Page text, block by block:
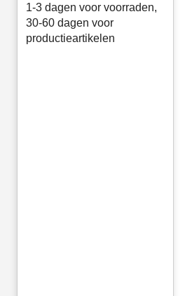
1-3 dagen voor voorraden,
30-60 dagen voor
productieartikelen